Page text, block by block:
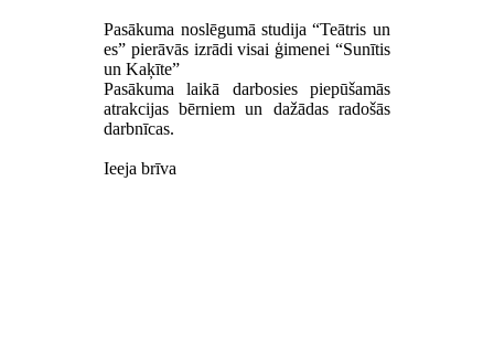
Pasākuma noslēgumā studija “Teātris un
es” pierāvās izrādi visai ģimenei “Sunītis
un Kaķīte”
Pasākuma laikā darbosies piepūšamās
atrakcijas bērniem un dažādas radošās
darbnīcas.
Ieeja brīva